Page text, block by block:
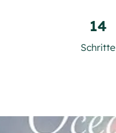
14
Schritte